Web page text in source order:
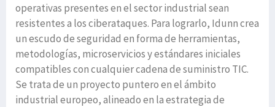
operativas presentes en el sector industrial sean
resistentes a los ciberataques. Para lograrlo, Idunn crea
un escudo de seguridad en forma de herramientas,
metodologías, microservicios y estándares iniciales
compatibles con cualquier cadena de suministro TIC.
Se trata de un proyecto puntero en el ámbito
industrial europeo, alineado en la estrategia de